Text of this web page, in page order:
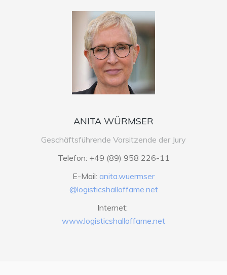
ANITA WÜRMSER
Geschäftsführende Vorsitzende der Jury
Telefon: +49 (89) 958 226-11
E-Mail: anita.wuermser
@logisticshalloffame.net
Internet:
www.logisticshalloffame.net